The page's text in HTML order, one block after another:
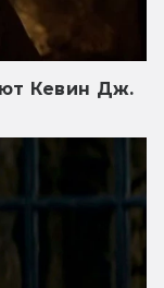
Кевин Дж.